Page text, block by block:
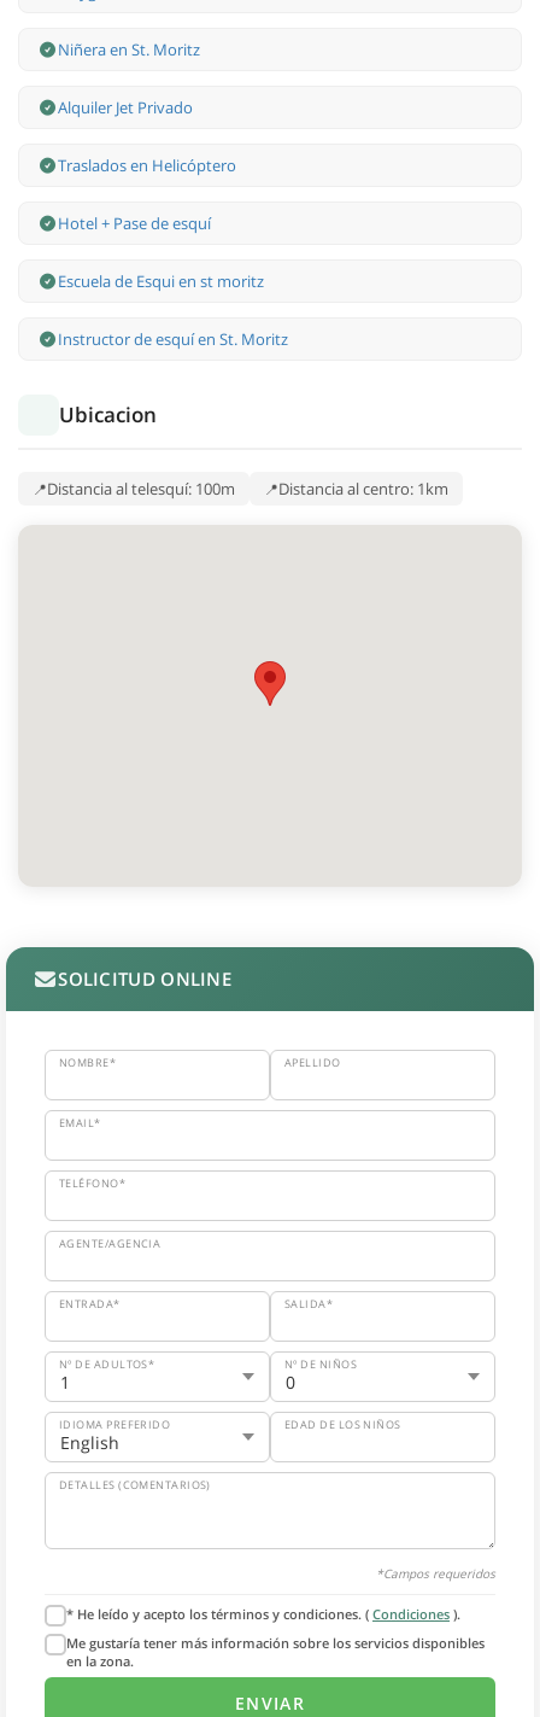
Niñera en St. Moritz
Alquiler Jet Privado
Traslados en Helicóptero
Hotel + Pase de esquí
Escuela de Esqui en st moritz
Instructor de esquí en St. Moritz
Ubicacion
Distancia al telesquí: 100m Distancia al centro: 1km
SOLICITUD ONLINE
NOMBRE* APELLIDO
EMAIL*
TELÉFONO*
AGENTE/AGENCIA
ENTRADA* SALIDA*
Nº DE ADULTOS* Nº DE NIÑOS
IDIOMA PREFERIDO EDAD DE LOS NIÑOS
DETALLES (COMENTARIOS)
*Campos requeridos
* He leído y acepto los términos y condiciones. ( Condiciones ).
Me gustaría tener más información sobre los servicios disponibles
en la zona.